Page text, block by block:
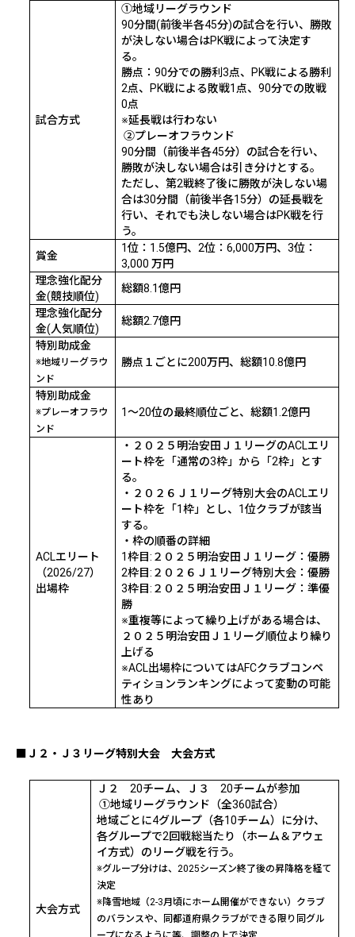
試合方式
①地域リーグラウンド
90分間(前後半各45分)の試合を行い、勝敗
が決しない場合はPK戦によって決定す
る。
勝点： 90分での勝利 3点、 PK戦による勝利
2点、 PK戦による敗戦1 点、 90分での敗戦
0点
※延長戦は行わない
②プレーオフラウンド
90分間（前後半各45分）の試合を行い、
勝敗が決しない場合は引き分けとする。
ただし、第2戦終了後に勝敗が決しない場
合は30分間（前後半各15分）の延長戦を
行い、それでも決しない場合はPK戦を行
う。
賞金
1位： 1.5億円、 2位： 6,000万円、 3位：
3,000 万円
理念強化配分
金(競技順位)
総額8.1億円
理念強化配分
金(人気順位)
総額2.7億円
特別助成金
※地域リーグラウ
ンド
勝点１ごとに200万円、総額10.8億円
特別助成金
※プレーオフラウ
ンド
1～20位の最終順位ごと、総額1.2億円
ACLエリート
（2026/27）
出場枠
・２０２５明治安田Ｊ１リーグのACLエリ
ート枠を「通常の3枠」から「2枠」とす
る。
・２０２６Ｊ１リーグ特別大会のACLエリ
ート枠を「1枠」とし、 1位クラブが該当
する。
・枠の順番の詳細
1枠目: ２０２５明治安田Ｊ１リーグ：優勝
2枠目: ２０２６Ｊ１リーグ特別大会：優勝
3枠目: ２０２５明治安田Ｊ１リーグ：準優
勝
※重複等によって繰り上げがある場合は、
２０２５明治安田Ｊ１リーグ順位より繰り
上げる
※ACL出場枠についてはAFCクラブコンペ
ティションランキングによって変動の可能
性あり
■Ｊ２・Ｊ３リーグ特別大会 大会方式
大会方式
Ｊ２ 20チーム、Ｊ３ 20チームが参加
①地域リーグラウンド（全360試合）
地域ごとに4グループ（各10チーム）に分け、
各グループで2回戦総当たり（ホーム＆アウェ
イ方式）のリーグ戦を行う。
※グループ分けは、 2025シーズン終了後の昇降格を経て
決定
※降雪地域（2-3月頃にホーム開催ができない）クラブ
のバランスや、同都道府県クラブができる限り同グル